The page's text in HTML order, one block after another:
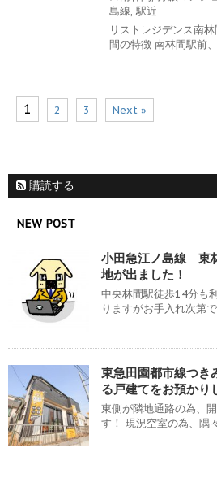
島線, 駅近
リストレジデンス南
間の特徴 南林間駅前
1 2 3 Next »
購読する
NEW POST
小田急江ノ島線 東
地が出ました！
中央林間駅徒歩14分も
りますがお手入れ次第
東急田園都市線つき
る戸建てをお預かり
東側が隣地通路の為、
す！ 現況空室の為、隅